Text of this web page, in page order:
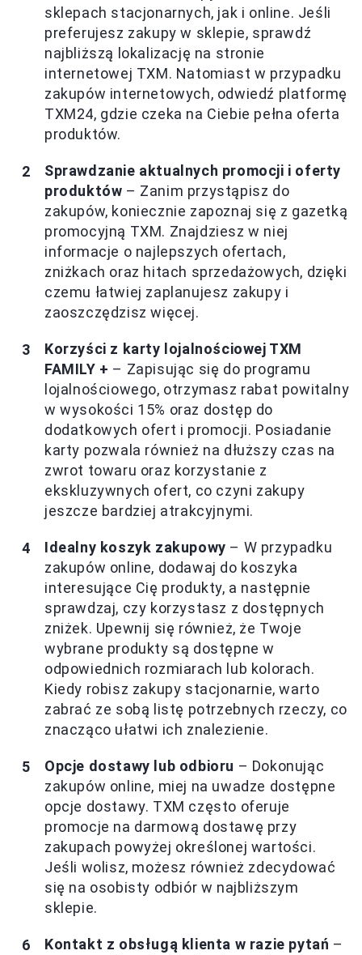
sklepach stacjonarnych, jak i online. Jeśli
preferujesz zakupy w sklepie, sprawdź
najbliższą lokalizację na stronie
internetowej TXM. Natomiast w przypadku
zakupów internetowych, odwiedź platformę
TXM24, gdzie czeka na Ciebie pełna oferta
produktów.
Sprawdzanie aktualnych promocji i oferty
produktów – Zanim przystąpisz do
zakupów, koniecznie zapoznaj się z gazetką
promocyjną TXM. Znajdziesz w niej
informacje o najlepszych ofertach,
zniżkach oraz hitach sprzedażowych, dzięki
czemu łatwiej zaplanujesz zakupy i
zaoszczędzisz więcej.
Korzyści z karty lojalnościowej TXM
FAMILY + – Zapisując się do programu
lojalnościowego, otrzymasz rabat powitalny
w wysokości 15% oraz dostęp do
dodatkowych ofert i promocji. Posiadanie
karty pozwala również na dłuższy czas na
zwrot towaru oraz korzystanie z
ekskluzywnych ofert, co czyni zakupy
jeszcze bardziej atrakcyjnymi.
Idealny koszyk zakupowy – W przypadku
zakupów online, dodawaj do koszyka
interesujące Cię produkty, a następnie
sprawdzaj, czy korzystasz z dostępnych
zniżek. Upewnij się również, że Twoje
wybrane produkty są dostępne w
odpowiednich rozmiarach lub kolorach.
Kiedy robisz zakupy stacjonarnie, warto
zabrać ze sobą listę potrzebnych rzeczy, co
znacząco ułatwi ich znalezienie.
Opcje dostawy lub odbioru – Dokonując
zakupów online, miej na uwadze dostępne
opcje dostawy. TXM często oferuje
promocje na darmową dostawę przy
zakupach powyżej określonej wartości.
Jeśli wolisz, możesz również zdecydować
się na osobisty odbiór w najbliższym
sklepie.
Kontakt z obsługą klienta w razie pytań –